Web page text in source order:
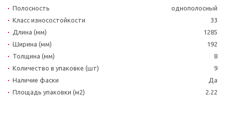
Полосность
однополосный
Класс износостойкости
33
Длина (мм)
1285
Ширина (мм)
192
Толщина (мм)
8
Количество в упаковке (шт)
9
Наличие фаски
Да
Площадь упаковки (м2)
2.22